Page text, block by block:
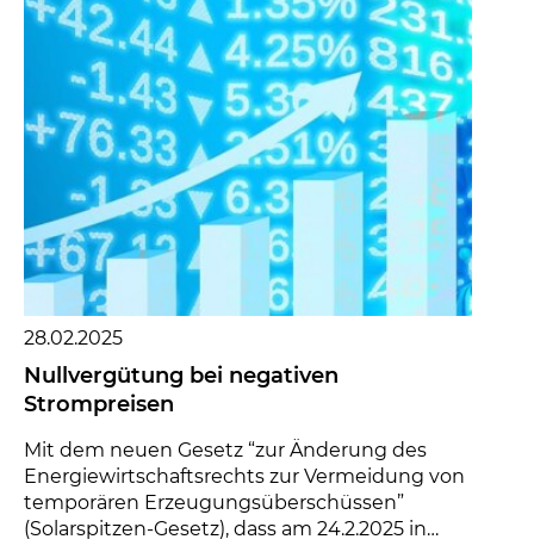
28.02.2025
Nullvergütung bei negativen
Strompreisen
Mit dem neuen Gesetz “zur Änderung des
Energiewirtschaftsrechts zur Vermeidung von
temporären Erzeugungsüberschüssen”
(Solarspitzen-Gesetz), dass am 24.2.2025 in